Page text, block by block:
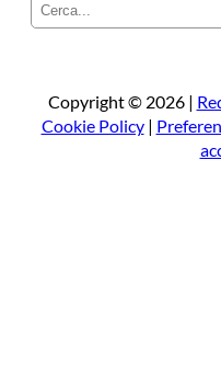
Copyright © 2026 |
Cookie Policy|